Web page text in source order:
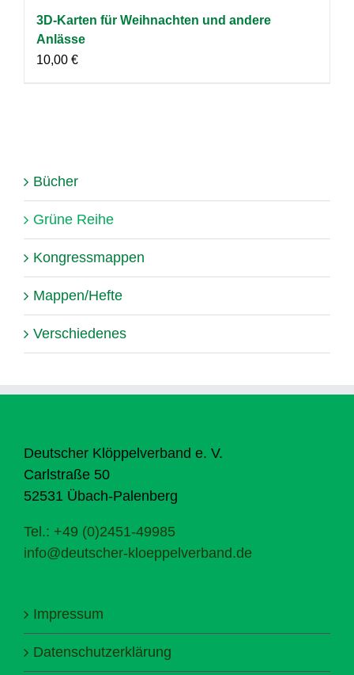
3D-Karten für Weihnachten und andere
Anlässe
10,00 €
Bücher
Grüne Reihe
Kongressmappen
Mappen/Hefte
Verschiedenes
Deutscher Klöppelverband e. V.
Carlstraße 50
52531 Übach-Palenberg
Tel.: +49 (0)2451-49985
info@deutscher-kloeppelverband.de
Impressum
Datenschutzerklärung